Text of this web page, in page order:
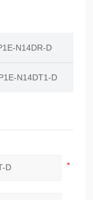
N14DR-D
N14DT1-D